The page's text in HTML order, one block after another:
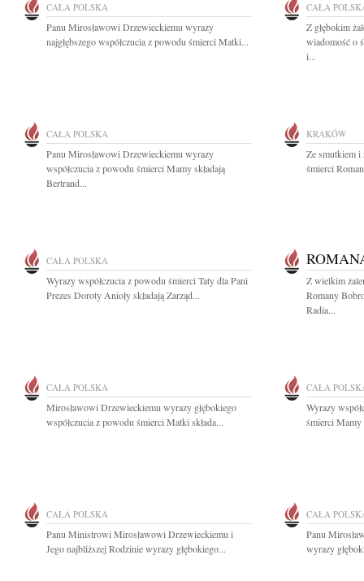
CAŁA POLSKA
Panu Mirosławowi Drzewieckiemu wyrazy
najgłębszego współczucia z powodu śmierci Matki...
CAŁA
Z głębokim
wiadomość o
i...
CAŁA POLSKA
Panu Mirosławowi Drzewieckiemu wyrazy
współczucia z powodu śmierci Mamy składają
Bertrand...
KRAKÓW
Ze smutkiem i
śmierci
CAŁA POLSKA
Wyrazy współczucia z powodu śmierci Taty dla Pani
Prezes Doroty Anioły składają Zarząd...
Z wielkim
Romany
Radia...
CAŁA POLSKA
Mirosławowi Drzewieckiemu wyrazy głębokiego
współczucia z powodu śmierci Matki składa...
CAŁA
Wyrazy
śmierci Mamy
CAŁA POLSKA
Panu Ministrowi Mirosławowi Drzewieckiemu i
Jego najbliższej Rodzinie wyrazy głębokiego...
CAŁA
Panu
wyrazy